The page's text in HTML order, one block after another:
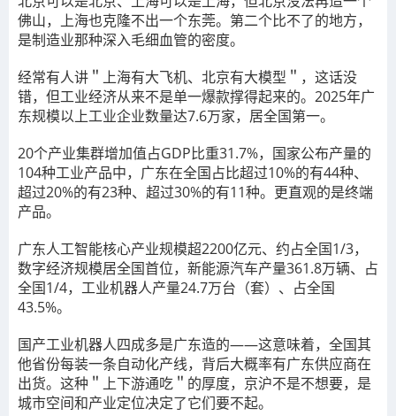
佛山，上海也克隆不出一个东莞。第二个比不了的地方，
是制造业那种深入毛细血管的密度。
经常有人讲＂上海有大飞机、北京有大模型＂，这话没
错，但工业经济从来不是单一爆款撑得起来的。2025年广
东规模以上工业企业数量达7.6万家，居全国第一。
20个产业集群增加值占GDP比重31.7%，国家公布产量的
104种工业产品中，广东在全国占比超过10%的有44种、
超过20%的有23种、超过30%的有11种。更直观的是终端
产品。
广东人工智能核心产业规模超2200亿元、约占全国1/3，
数字经济规模居全国首位，新能源汽车产量361.8万辆、占
全国1/4，工业机器人产量24.7万台（套）、占全国
43.5%。
国产工业机器人四成多是广东造的——这意味着，全国其
他省份每装一条自动化产线，背后大概率有广东供应商在
出货。这种＂上下游通吃＂的厚度，京沪不是不想要，是
城市空间和产业定位决定了它们要不起。